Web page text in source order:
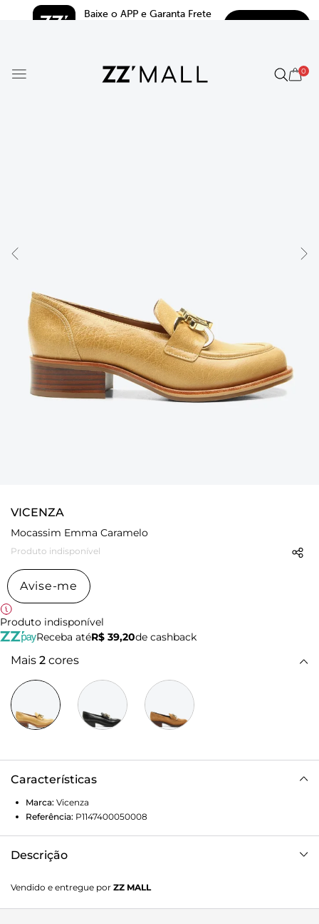
Baixe o APP e Garanta Frete
0
VICENZA
Mocassim Emma Caramelo
Produto indisponível
Avise-me
Produto indisponível
Receba atéR$ 39,20de cashback
Mais 2 cores
Características
Marca: Vicenza
Referência: P1147400050008
Descrição
Clássico e atemporal, esse modelo em couro cracked traz
um acabamento sofisticado VCZ. O detalhe metalizado na
Vendido e entregue por ZZ MALL